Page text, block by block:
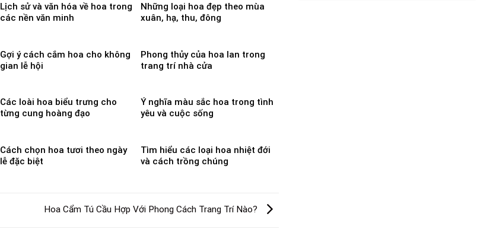
Lịch sử và văn hóa về hoa trong
các nền văn minh
Những loại hoa đẹp theo mùa
xuân, hạ, thu, đông
Gợi ý cách cắm hoa cho không
gian lễ hội
Phong thủy của hoa lan trong
trang trí nhà cửa
Các loài hoa biểu trưng cho
từng cung hoàng đạo
Ý nghĩa màu sắc hoa trong tình
yêu và cuộc sống
Cách chọn hoa tươi theo ngày
lễ đặc biệt
Tìm hiểu các loại hoa nhiệt đới
và cách trồng chúng
Hoa Cẩm Tú Cầu Hợp Với Phong Cách Trang Trí Nào?